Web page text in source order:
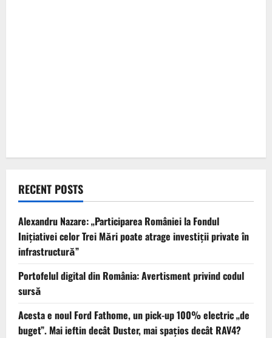
RECENT POSTS
Alexandru Nazare: „Participarea României la Fondul
Inițiativei celor Trei Mări poate atrage investiții private în
infrastructură”
Portofelul digital din România: Avertisment privind codul
sursă
Acesta e noul Ford Fathome, un pick-up 100% electric „de
buget”. Mai ieftin decât Duster, mai spațios decât RAV4?